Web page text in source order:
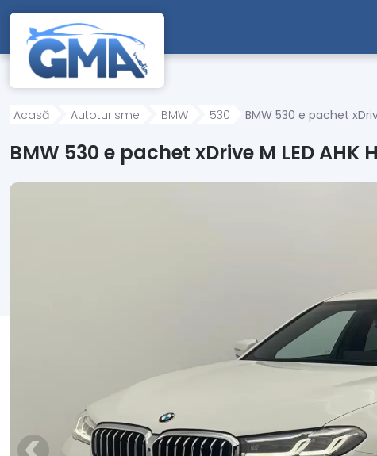
Mergi direct la conținutul principal
Acasă Autoturisme BMW 530 BMW 530 e pachet
BMW 530 e pachet xDrive M LED AHK